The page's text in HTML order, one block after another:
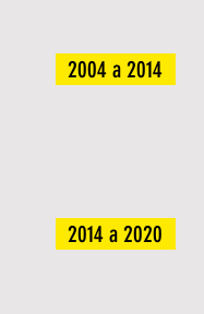
2004 a 2014
2014 a 2020